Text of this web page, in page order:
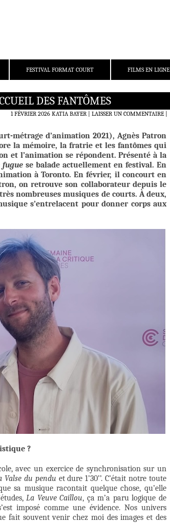
FESTIVAL FORMAT COURT FILMS EN LIGNE
DES FANTÔMES
1 FÉVRIER 2026 KATIA BAYER LAISSER UN COMMENTAIRE|
métrage d’animation 2021), Agnès Patron
la mémoire, la fratrie et les fantômes qui
et l’animation se répondent. Présenté à la
fuguese balade actuellement en festival. En
à Toronto. En février, il concourt en
on retrouve son collaborateur depuis le
nombreuses musiques de courts. À deux,
s’entrelacent pour donner corps aux
?
avec un exercice de synchronisation sur un
Valse du pendu et dure 1’30’’. C’était notre toute
sa musique racontait quelque chose, qu’elle
La Veuve Caillou, ça m’a paru logique de
imposé comme une évidence. Nos univers
fait souvent venir chez moi des images et des